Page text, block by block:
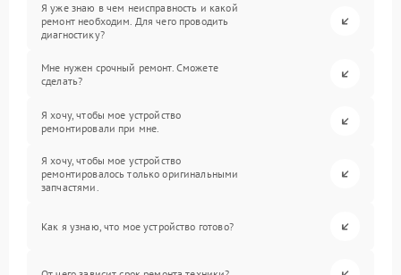
Я уже знаю в чем неисправность и какой
ремонт необходим. Для чего проводить
диагностику?
Мне нужен срочный ремонт. Сможете
сделать?
Я хочу, чтобы мое устройство
ремонтировали при мне.
Я хочу, чтобы мое устройство
ремонтировалось только оригинальными
запчастями.
Как я узнаю, что мое устройство готово?